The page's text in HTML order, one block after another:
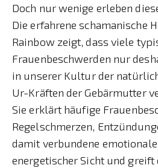
Doch nur wenige erleben
Die erfahrene schamanische
Rainbow zeigt, dass viele
Frauenbeschwerden nur
in unserer Kultur der
Ur-Kräften der Gebärmutter
Sie erklärt häufige
Regelschmerzen,
damit verbundene
energetischer Sicht und greift